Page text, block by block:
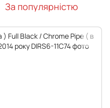
За популярністю